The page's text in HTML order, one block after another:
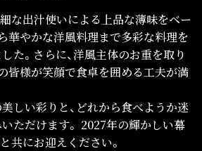
細な出汁使いによる上品な薄味をベー
華やかな洋風料理まで多彩な料理を
た。さらに、洋風主体のお重を取り
皆様が笑顔で食卓を囲める工夫が満
しい彩りと、どれから食べようか迷
ただけます。 2027年の輝かしい幕
共にお迎えください。